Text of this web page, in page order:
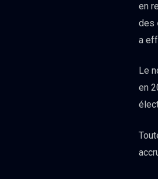
en
des
a
Le
en